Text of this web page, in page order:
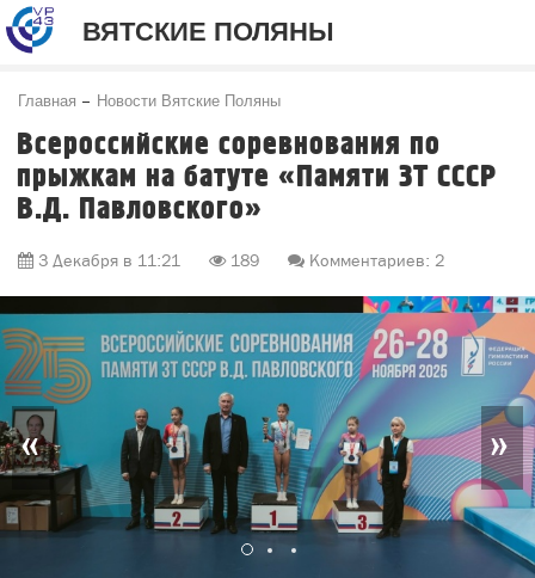
ВЯТСКИЕ ПОЛЯНЫ
Главная Новости Вятские Поляны
Всероссийские соревнования по
прыжкам на батуте «Памяти ЗТ СССР
В.Д. Павловского»
3 Декабря в 11:21 189 Комментариев: 2
« »